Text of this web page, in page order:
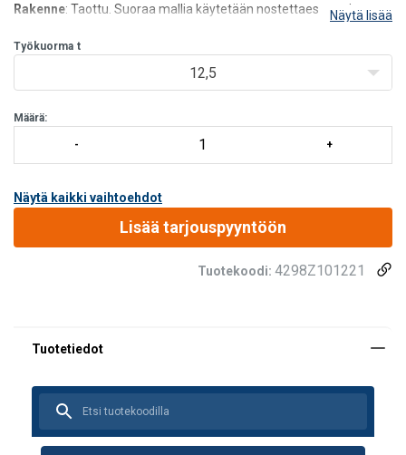
Rakenne: Taottu. Suoraa mallia käytetään nostettaessa esim.
käytetään vinoja (45°) koukkuja.
Valmistajan tuotekoodi.
Näytä lisää
Työkuorma t
12,5
Määrä:
Näytä kaikki vaihtoehdot
Lisää tarjouspyyntöön
Tuotekoodi: 4298Z101221